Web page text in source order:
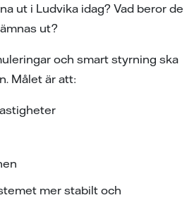
ut i Ludvika idag? Vad beror de
ut?
och smart styrning ska
Målet är att:
mer stabilt och